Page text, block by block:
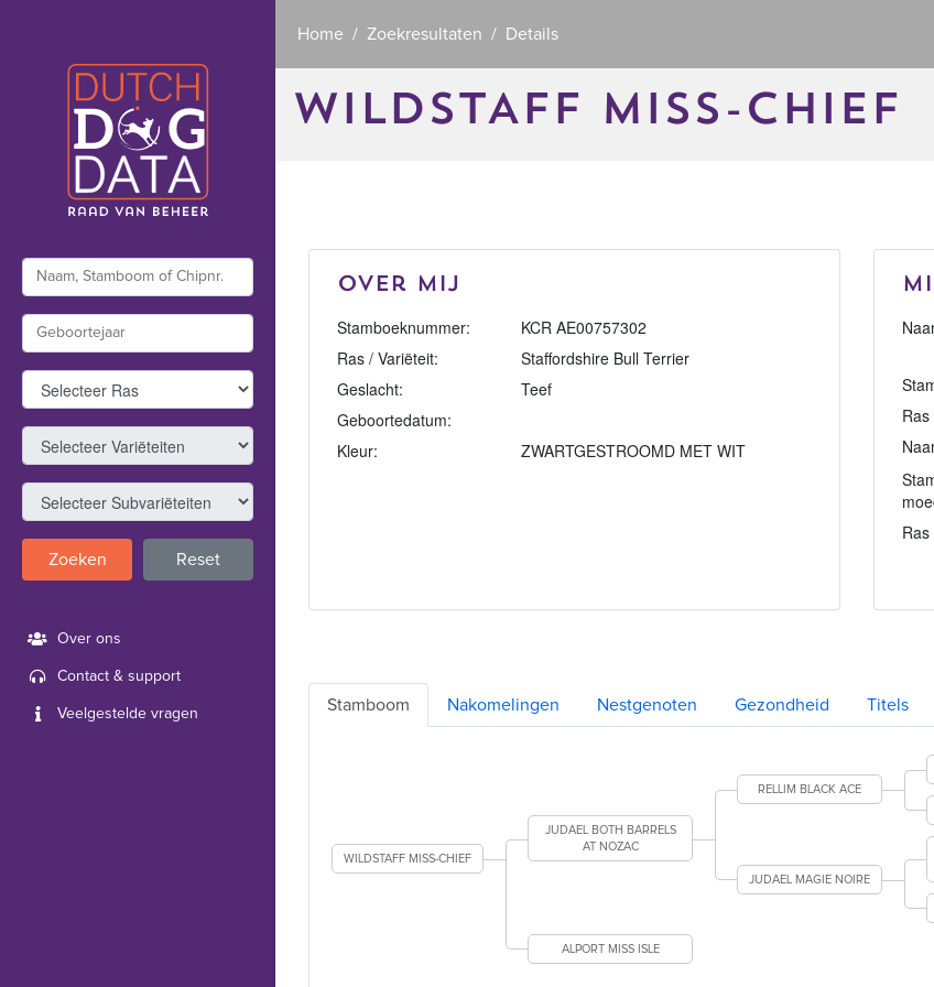
Zoeken Reset
Over ons
Contact & support
Veelgestelde vragen
Home Zoekresultaten Details
WILDSTAFF MISS-CHIEF
Over mij
Stamboeknummer:
KCR AE00757302
Ras / Variëteit:
Staffordshire Bull Terrier
Geslacht:
Teef
Geboortedatum:
Kleur:
ZWARTGESTROOMD MET WIT
Stamboom Nakomelingen Nestgenoten Gezondheid Titels
WILDSTAFF MISS-CHIEF
JUDAEL BOTH BARRELS
AT NOZAC
RELLIM BLACK ACE
JUDAEL MAGIE NOIRE
ALPORT MISS ISLE